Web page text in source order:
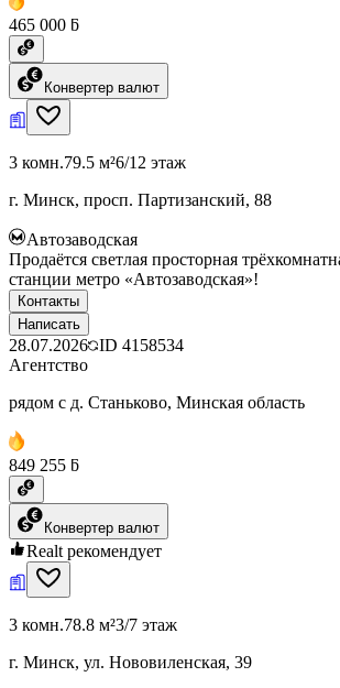
465 000 ƃ
Конвертер валют
3 комн.79.5 м²6/12 этаж
г. Минск, просп. Партизанский, 88
Автозаводская
Продаётся светлая просторная
станции метро «Автозаводская»!
Контакты
Написать
28.07.2026 ID 4158534
Агентство
рядом с д. Станьково, Минская область
849 255 ƃ
Конвертер валют
Realt рекомендует
3 комн.78.8 м²3/7 этаж
г. Минск, ул. Нововиленская, 39